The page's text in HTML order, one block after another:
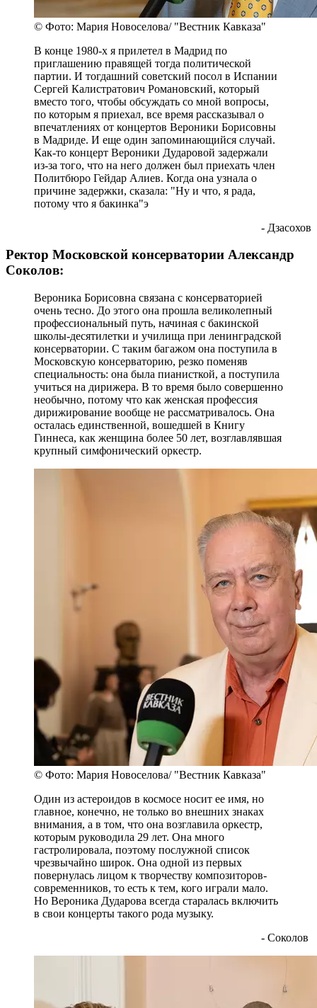
© Фото: Мария Новоселова/ "Вестник Кавказа"
В конце 1980-х я прилетел в Мадрид по
приглашению правящей тогда политической
партии. И тогдашний советский посол в Испании
Сергей Калистратович Романовский, который
вместо того, чтобы обсуждать со мной вопросы,
по которым я приехал, все время рассказывал о
впечатлениях от концертов Вероники Борисовны
в Мадриде. И еще один запоминающийся случай.
Как-то концерт Вероники Дударовой задержали
из-за того, что на него должен был приехать член
Политбюро Гейдар Алиев. Когда она узнала о
причине задержки, сказала: "Ну и что, я рада,
потому что я бакинка"э
- Дзасохов
Ректор Московской консерватории Александр
Соколов:
Вероника Борисовна связана с консерваторией
очень тесно. До этого она прошла великолепный
профессиональный путь, начиная с бакинской
школы-десятилетки и училища при ленинградской
консерватории. С таким багажом она поступила в
Московскую консерваторию, резко поменяв
специальность: она была пианисткой, а поступила
учиться на дирижера. В то время было совершенно
необычно, потому что как женская профессия
дирижирование вообще не рассматривалось. Она
осталась единственной, вошедшей в Книгу
Гиннеса, как женщина более 50 лет, возглавлявшая
крупный симфонический оркестр.
© Фото: Мария Новоселова/ "Вестник Кавказа"
Один из астероидов в космосе носит ее имя, но
главное, конечно, не только во внешних знаках
внимания, а в том, что она возглавила оркестр,
которым руководила 29 лет. Она много
гастролировала, поэтому послужной список
чрезвычайно широк. Она одной из первых
повернулась лицом к творчеству композиторов-
современников, то есть к тем, кого играли мало.
Но Вероника Дударова всегда старалась включить
в свои концерты такого рода музыку.
- Соколов